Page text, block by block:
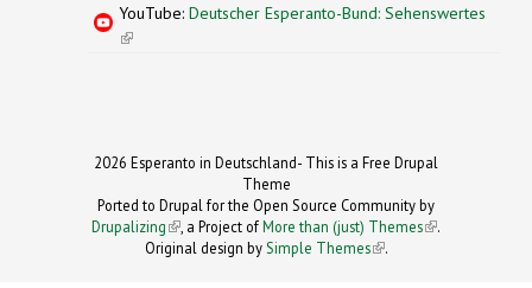
YouTube: Deutscher Esperanto-Bund: Sehenswertes
(link is external)
2026 Esperanto in Deutschland- This is a Free Drupal
Theme
Ported to Drupal for the Open Source Community by
Drupalizing(link is external)
, a Project ofMore than (just) Themes (link is
.
Original design by Simple Themes
(link is
.